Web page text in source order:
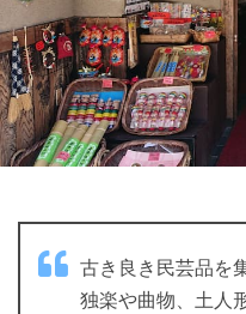
古き良き民芸品を
独楽や曲物、土人